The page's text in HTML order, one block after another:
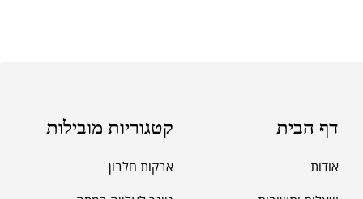
דף הבית
אודות
קטגוריות מובילות
אבקות חלבון